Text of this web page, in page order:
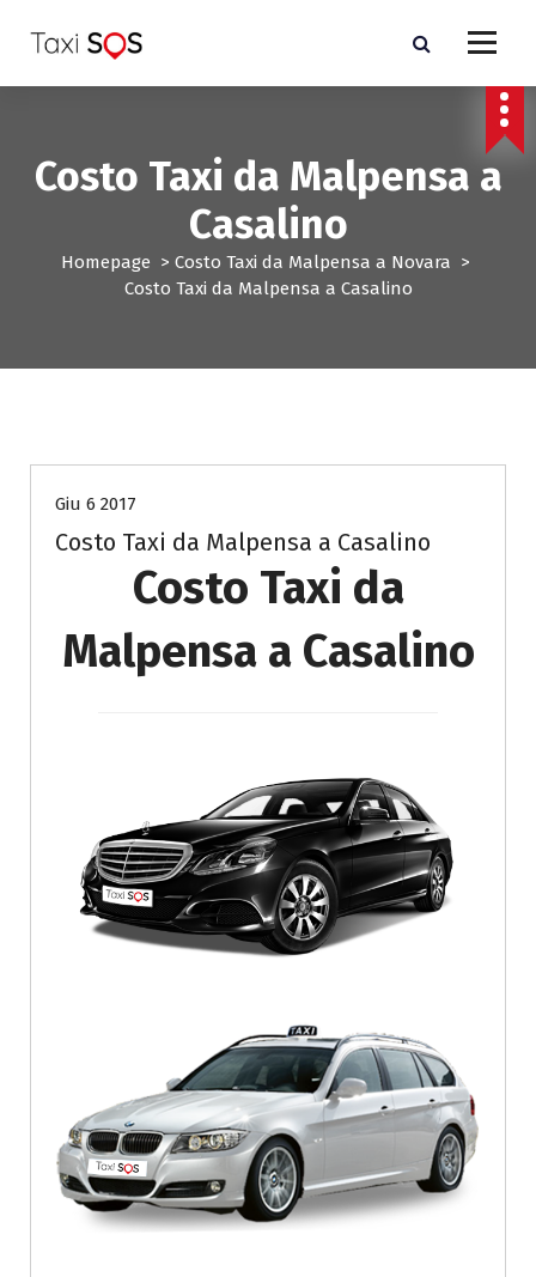
a
Costo Taxi da Malpensa a
Casalino
Homepage > Costo Taxi da Malpensa a Novara >
Costo Taxi da Malpensa a Casalino
Giu 6 2017
Costo Taxi da Malpensa a Casalino
Costo Taxi da
Malpensa a Casalino